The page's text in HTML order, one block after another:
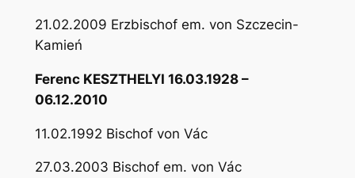
21.02.2009 Erzbischof em. von Szczecin-
Kamień
Ferenc KESZTHELYI 16.03.1928 –
06.12.2010
11.02.1992 Bischof von Vác
27.03.2003 Bischof em. von Vác